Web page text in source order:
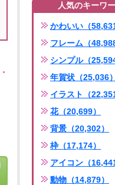
人気のキーワ
かわいい（58,631
フレーム（48,988
シンプル（25,594
年賀状（25,036）
イラスト（22,351
花（20,699）
背景（20,302）
枠（17,174）
アイコン（16,441
動物（14,879）